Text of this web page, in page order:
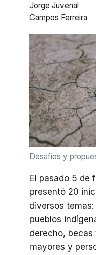
Jorge Juvenal
Campos Ferreira
Desafíos y
El pasado 5 de
presentó 20
diversos
pueblos
derecho, becas
mayores y